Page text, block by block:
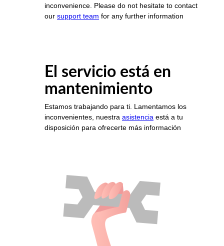
inconvenience. Please do not hesitate to contact
our support team for any further information
El servicio está en
mantenimiento
Estamos trabajando para ti. Lamentamos los
inconvenientes, nuestra asistencia está a tu
disposición para ofrecerte más información